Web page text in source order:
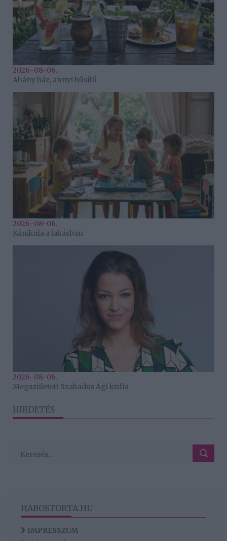
2026-08-06.
Ahány ház, annyi hűsítő
2026-08-06.
Kánikula a lakásban
2026-08-06.
Megszületett Szabados Ági kisfia
HIRDETÉS
HABOSTORTA.HU
IMPRESSZUM